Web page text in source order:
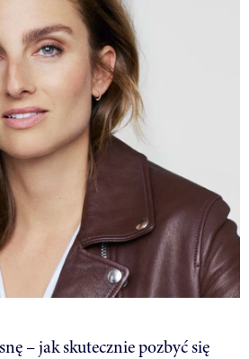
– jak skutecznie pozbyć się